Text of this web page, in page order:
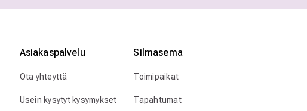
Asiakaspalvelu
Ota yhteyttä
Usein kysytyt kysymykset
Silmӓasema
Toimipaikat
Tapahtumat